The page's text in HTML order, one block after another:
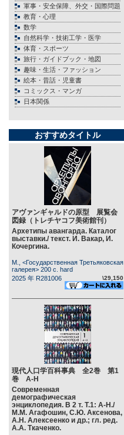
軍事・安全保障、外交・国際問題
教育・心理
数学
自然科学・技術工学・医学
体育・スポーツ
旅行・ガイドブック・地図
趣味・生活・ファッション
絵本・昔話・児童書
コミックス・マンガ
日本関係
おすすめタイトル
アヴァンギャルドの原型 展覧会
図録（トレチヤコフ美術館刊）
Архетипы авангарда. Каталог
выставки./ текст. И. Вакар, И.
Кочергина.
М., <Государственная Третьяковская
галерея> 200 c. hard
2025 年 R281006
\29,150
現代人口学百科事典 全2巻 第1
巻 А-Н
Современная
демографическая
энциклопедия. В 2 т. Т.1: А-Н./
М.М. Агафошин, С.Ю. Аксенова,
А.Н. Алексеенко и др.; гл. ред.
А.А. Ткаченко.